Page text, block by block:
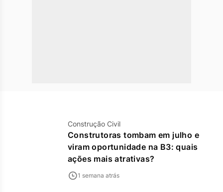
Construção Civil
Construtoras tombam em julho e
viram oportunidade na B3: quais
ações mais atrativas?
1 semana atrás